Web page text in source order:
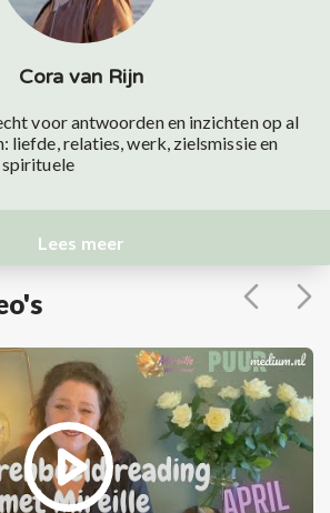
Cora van Rijn
voor antwoorden en inzichten op al
liefde, relaties, werk, zielsmissie en
Lees meer